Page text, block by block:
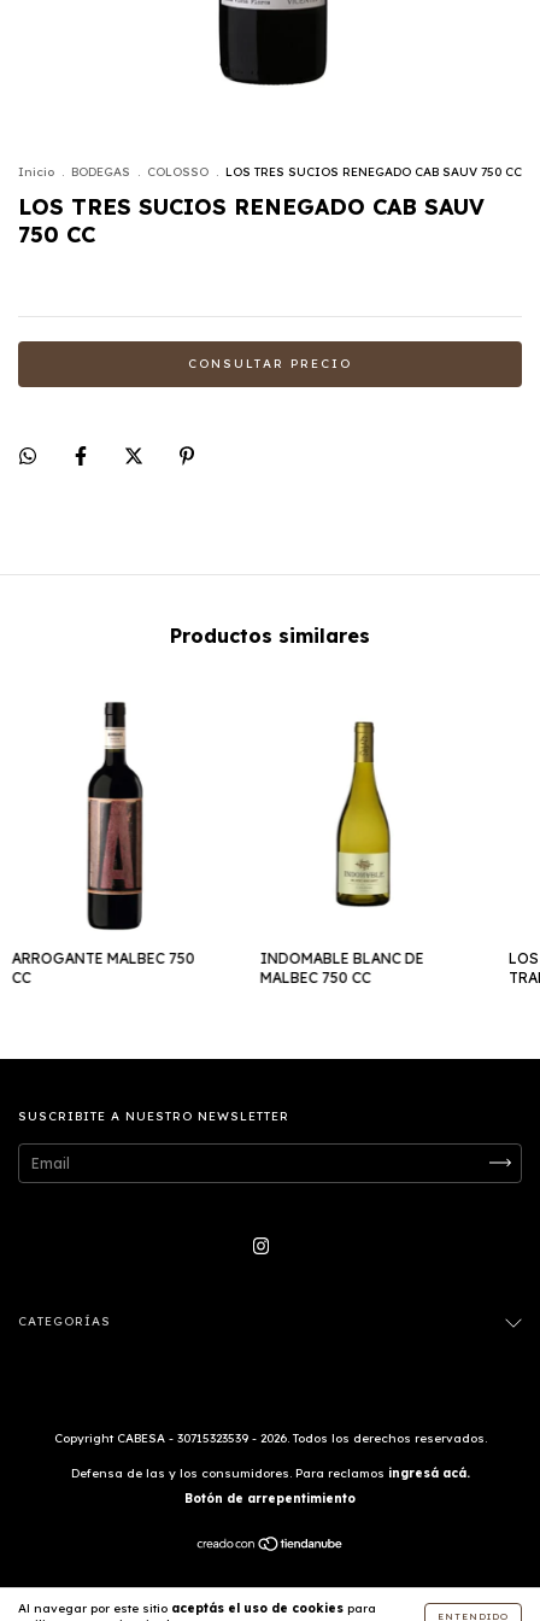
Al navegar por este sitio aceptás el uso de cookies para
ENTENDIDO
Inicio . BODEGAS . COLOSSO . LOS TRES SUCIOS RENEGADO CAB SAUV 750 CC
LOS TRES SUCIOS RENEGADO CAB SAUV
750 CC
Productos similares
ARROGANTE MALBEC 750
CC
INDOMABLE BLANC DE
MALBEC 750 CC
SUSCRIBITE A NUESTRO NEWSLETTER
CATEGORÍAS
Copyright CABESA - 30715323539 - 2026. Todos los derechos reservados.
Defensa de las y los consumidores. Para reclamos ingresá acá.
Botón de arrepentimiento